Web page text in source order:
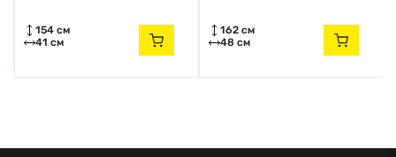
154 см
41 см
162 см
48 см